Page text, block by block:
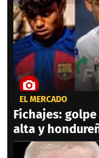
EL MERCADO
Fichajes:
alta y